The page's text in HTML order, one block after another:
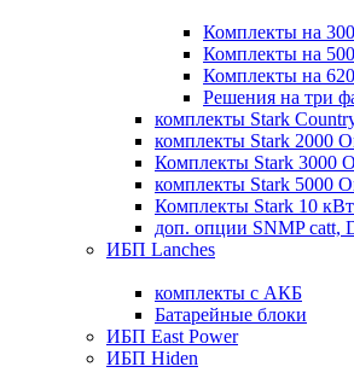
Комплекты на
Комплекты на
Комплекты на
Решения на три
комплекты Stark
комплекты Stark 2000
Комплекты Stark 3000
комплекты Stark 5000
Комплекты Stark 10
доп. опции SNMP catt,
ИБП Lanches
комплекты с АКБ
Батарейные блоки
ИБП East Power
ИБП Hiden